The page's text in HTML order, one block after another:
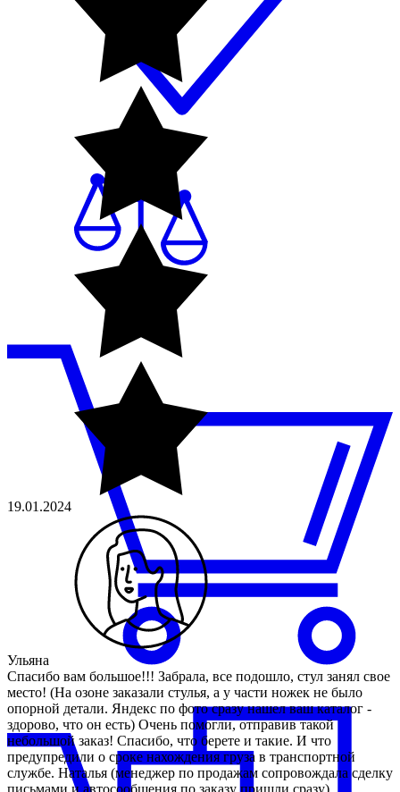
19.01.2024
Ульяна
Спасибо вам большое!!! Забрала, все подошло, стул занял свое
место! (На озоне заказали стулья, а у части ножек не было
опорной детали. Яндекс по фото сразу нашел ваш каталог -
здорово, что он есть) Очень помогли, отправив такой
небольшой заказ! Спасибо, что берете и такие. И что
предупредили о сроке нахождения груза в транспортной
службе. Наталья (менеджер по продажам сопровождала сделку
письмами и автосообщения по заказу пришли сразу).